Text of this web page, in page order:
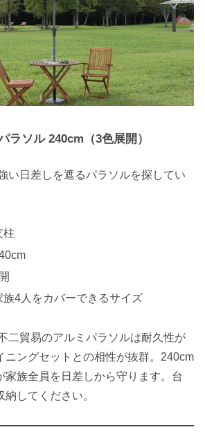
ラソル 240cm（3色展開）
い日差しを遮るパラソルを探してい
柱
4人をカバーできるサイズ
二貿易のアルミパラソルは耐久性が
ニングセットとの相性が抜群。240cm
家族全員を日差しから守ります。台
してください。